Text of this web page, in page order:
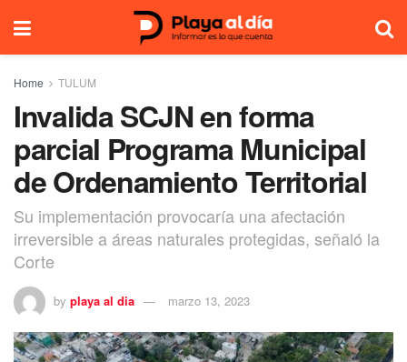
Home TULUM
Invalida SCJN en forma
parcial Programa Municipal
de Ordenamiento Territorial
Su implementación provocaría una afectación
irreversible a áreas naturales protegidas, señaló la
Corte
by playa al dia marzo 13, 2023